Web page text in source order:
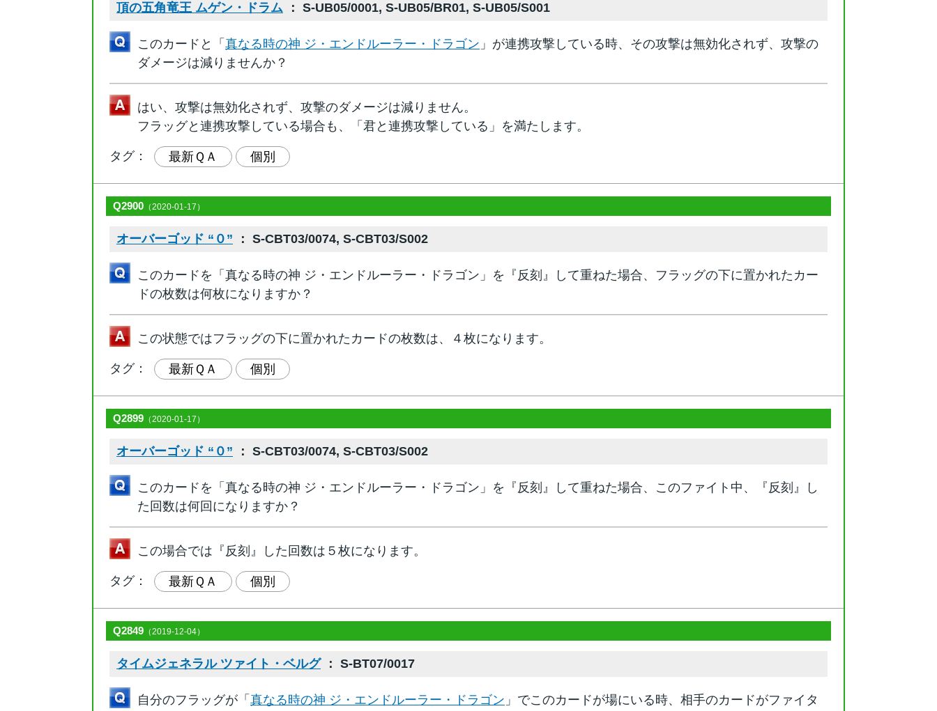
頂の五角竜王 ムゲン・ドラム ： S-UB05/0001, S-UB05/BR01, S-UB05/S001
このカードと「 真なる時の神 ジ・エンドルーラー・ドラゴン 」が連携攻撃している時、その攻撃は無効化されず、攻撃の
ダメージは減りませんか？
はい、攻撃は無効化されず、攻撃のダメージは減りません。
フラッグと連携攻撃している場合も、「君と連携攻撃している」を満たします。
タグ： 最新ＱＡ 個別
Q2900 （2020-01-17）
オーバーゴッド “０” ： S-CBT03/0074, S-CBT03/S002
このカードを「真なる時の神 ジ・エンドルーラー・ドラゴン」を『反刻』して重ねた場合、フラッグの下に置かれたカー
ドの枚数は何枚になりますか？
この状態ではフラッグの下に置かれたカードの枚数は、４枚になります。
タグ： 最新ＱＡ 個別
Q2899 （2020-01-17）
オーバーゴッド “０” ： S-CBT03/0074, S-CBT03/S002
このカードを「真なる時の神 ジ・エンドルーラー・ドラゴン」を『反刻』して重ねた場合、このファイト中、『反刻』し
た回数は何回になりますか？
この場合では『反刻』した回数は５枚になります。
タグ： 最新ＱＡ 個別
Q2849 （2019-12-04）
タイムジェネラル ツァイト・ベルグ： S-BT07/0017
自分のフラッグが「 真なる時の神 ジ・エンドルーラー・ドラゴン 」でこのカードが場にいる時、相手のカードがファイタ